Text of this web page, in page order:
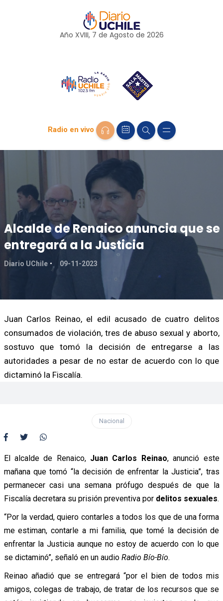
Año XVIII, 7 de Agosto de 2026
Radio en vivo
Alcalde de Renaico anuncia que se
entregará a la Justicia
Diario UChile 09-11-2023
Juan Carlos Reinao, el edil acusado de cuatro delitos
consumados de violación, tres de abuso sexual y aborto,
sostuvo que tomó la decisión de entregarse a las
autoridades a pesar de no estar de acuerdo con lo que
dictaminó la Fiscalía.
Nacional
El alcalde de Renaico,Juan Carlos Reinao, anunció este
mañana que tomó “la decisión de enfrentar la Justicia”, tras
permanecer casi una semana prófugo después de que la
Fiscalía decretara su prisión preventiva por delitos sexuales.
“Por la verdad, quiero contarles a todos los que de una forma
me estiman, contarle a mi familia, que tomé la decisión de
enfrentar la Justicia aunque no estoy de acuerdo con lo que
se dictaminó”, señaló en un audio Radio Bío-Bío.
Reinao añadió que se entregará “por el bien de todos mis
amigos, colegas de trabajo, de tratar de los recursos que se